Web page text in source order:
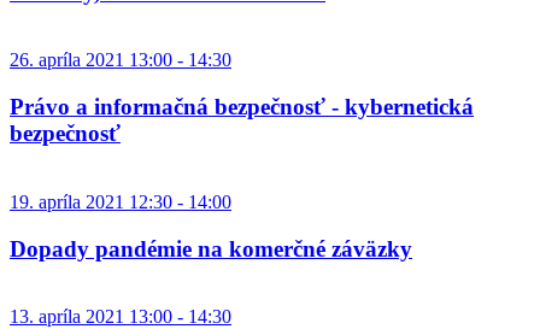
26. apríla 2021 13:00 - 14:30
Právo a informačná bezpečnosť - kybernetická
bezpečnosť
19. apríla 2021 12:30 - 14:00
Dopady pandémie na komerčné záväzky
13. apríla 2021 13:00 - 14:30